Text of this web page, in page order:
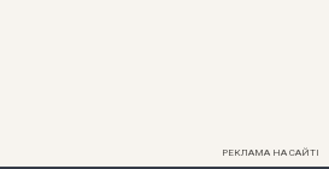
РЕКЛАМА НА САЙТІ